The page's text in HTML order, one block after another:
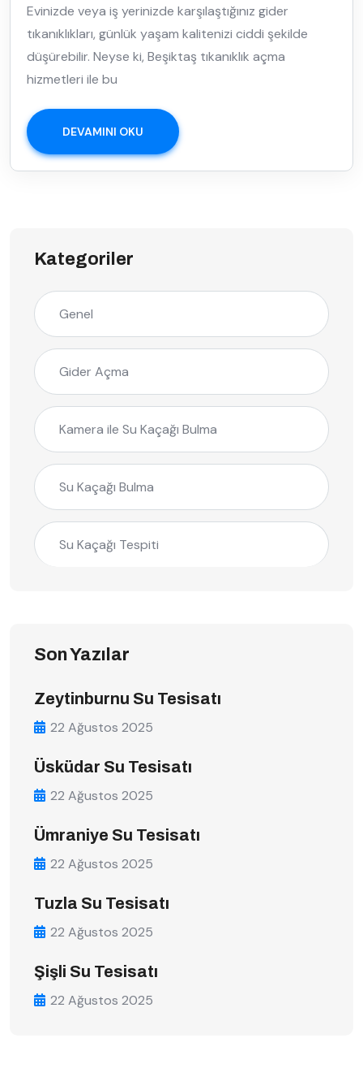
Evinizde veya iş yerinizde karşılaştığınız gider
tıkanıklıkları, günlük yaşam kalitenizi ciddi şekilde
düşürebilir. Neyse ki, Beşiktaş tıkanıklık açma
hizmetleri ile bu
DEVAMINI OKU
Kategoriler
Genel
Gider Açma
Kamera ile Su Kaçağı Bulma
Su Kaçağı Bulma
Su Kaçağı Tespiti
Son Yazılar
Zeytinburnu Su Tesisatı
22 Ağustos 2025
Üsküdar Su Tesisatı
22 Ağustos 2025
Ümraniye Su Tesisatı
22 Ağustos 2025
Tuzla Su Tesisatı
22 Ağustos 2025
Şişli Su Tesisatı
22 Ağustos 2025